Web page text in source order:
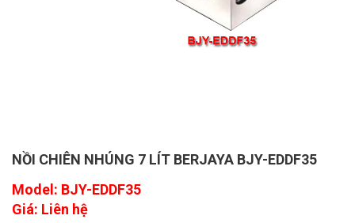
NỒI CHIÊN NHÚNG 7 LÍT BERJAYA BJY-EDDF35
Model: BJY-EDDF35
Giá: Liên hệ